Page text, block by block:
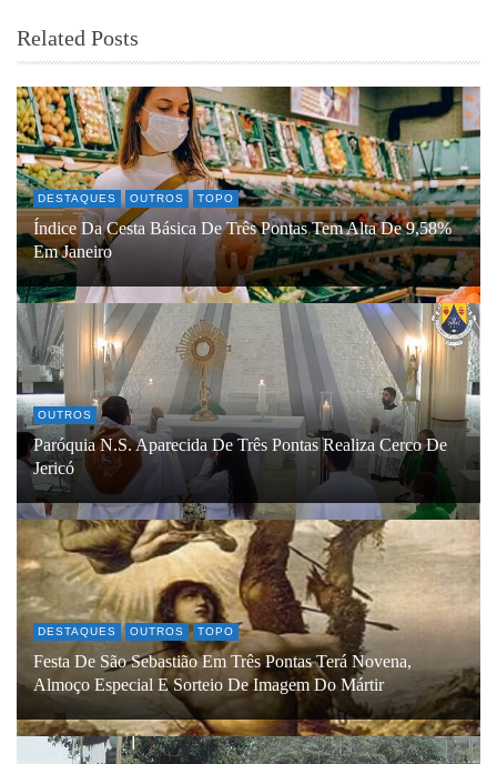
Related Posts
DESTAQUES OUTROS TOPO
Índice Da Cesta Básica De Três Pontas Tem Alta De 9,58%
Em Janeiro
OUTROS
Paróquia N.S. Aparecida De Três Pontas Realiza Cerco De
Jericó
DESTAQUES OUTROS TOPO
Festa De São Sebastião Em Três Pontas Terá Novena,
Almoço Especial E Sorteio De Imagem Do Mártir